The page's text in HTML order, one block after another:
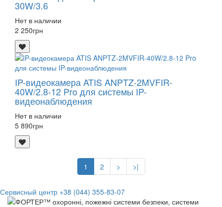
30W/3.6
Нет в наличии
2 250грн
IP-видеокамера ATIS ANPTZ-2MVFIR-
40W/2.8-12 Pro для системы IP-
видеонаблюдения
Нет в наличии
5 890грн
1 2 > >|
Сервисный центр +38 (044) 355-83-07